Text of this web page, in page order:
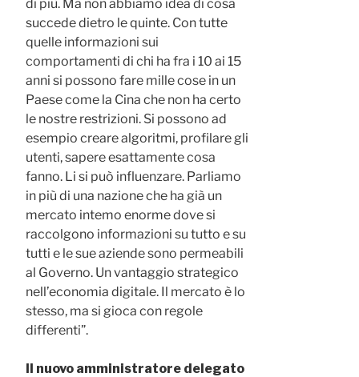
di più. Ma non abbiamo idea di cosa
succede dietro le quinte. Con tutte
quelle informazioni sui
comportamenti di chi ha fra i 10 ai 15
anni si possono fare mille cose in un
Paese come la Cina che non ha certo
le nostre restrizioni. Si possono ad
esempio creare algoritmi, profilare gli
utenti, sapere esattamente cosa
fanno. Li si può influenzare. Parliamo
in più di una nazione che ha già un
mercato intemo enorme dove si
raccolgono informazioni su tutto e su
tutti e le sue aziende sono permeabili
al Governo. Un vantaggio strategico
nell’economia digitale. Il mercato è lo
stesso, ma si gioca con regole
differenti”.
Il nuovo amministratore delegato